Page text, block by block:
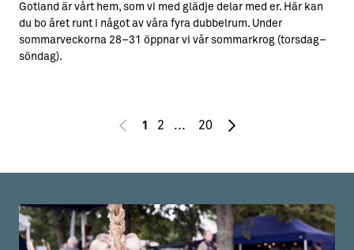
Gotland är vårt hem, som vi med glädje delar med er. Här kan
du bo året runt i något av våra fyra dubbelrum. Under
sommarveckorna 28–31 öppnar vi vår sommarkrog (torsdag–
söndag).
1 2 20
4